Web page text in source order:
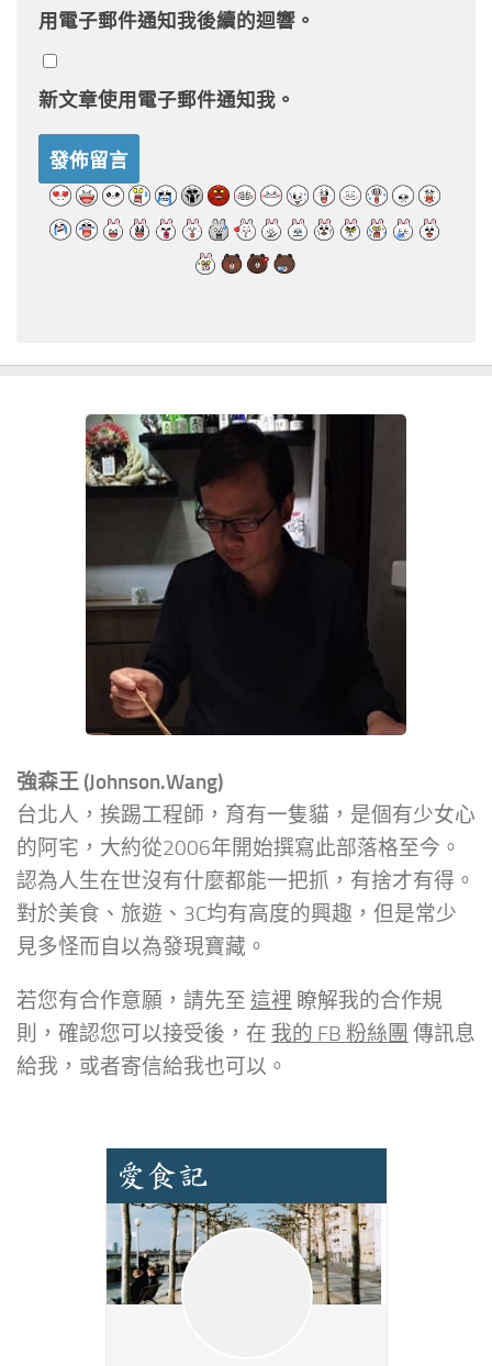
用電子郵件通知我後續的迴響。
新文章使用電子郵件通知我。
強森王 (Johnson.Wang)
台北人，挨踢工程師，育有一隻貓，是個有少女心
的阿宅，大約從2006年開始撰寫此部落格至今。
認為人生在世沒有什麼都能一把抓，有捨才有得。
對於美食、旅遊、3C均有高度的興趣，但是常少
見多怪而自以為發現寶藏。
若您有合作意願，請先至 這裡 瞭解我的合作規
則，確認您可以接受後，在 我的 FB 粉絲團 傳訊息
給我，或者寄信給我也可以。